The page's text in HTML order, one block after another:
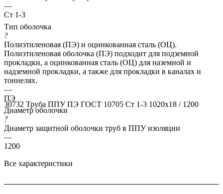
30732 Труба ППУ ПЭ ГОСТ 10705 Ст 1-3 1020x18 / 1200
—
Ст 1-3
Тип оболочка
?
Полиэтиленовая (ПЭ) и оцинкованная сталь (ОЦ).
Полиэтиленовая оболочка (ПЭ) подходит для подземной
прокладки, а оцинкованная сталь (ОЦ) для наземной и
надземной прокладки, а также для прокладки в каналах и
тоннелях.
—
ПЭ
Диаметр оболочки
?
Диаметр защитной оболочки труб в ППУ изоляции
—
1200
Все характеристики